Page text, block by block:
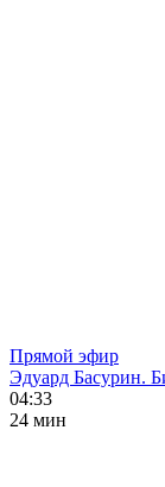
Прямой эфир
Эдуард Басурин.
04:33
24 мин